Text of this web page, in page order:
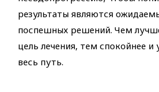
результаты являются
поспешных решений. Чем
цель лечения, тем спокойнее и
весь путь.